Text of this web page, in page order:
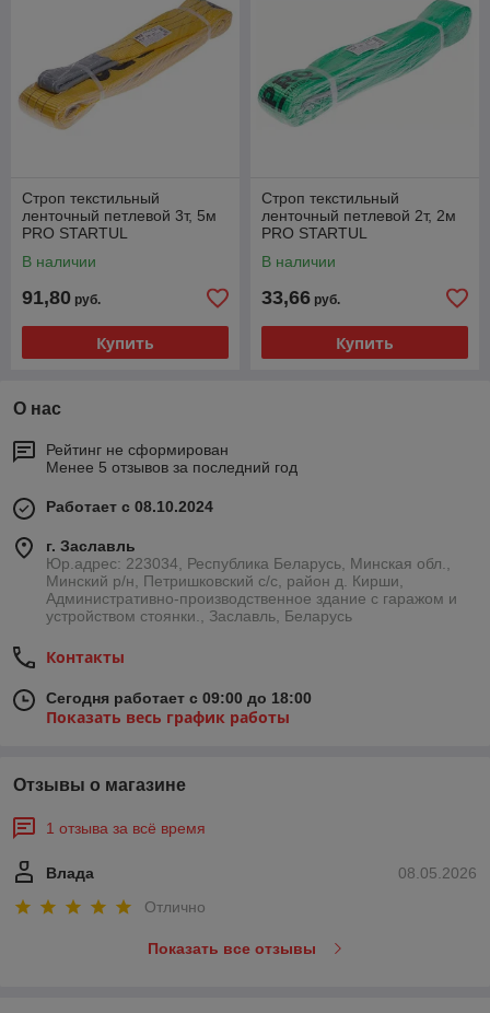
Строп текстильный
ленточный петлевой 3т, 5м
PRO STARTUL
В наличии
91,80 руб.
Купить
Строп текстильный
ленточный петлевой 2т, 2м
PRO STARTUL
В наличии
33,66 руб.
Купить
О нас
Рейтинг не сформирован
Менее 5 отзывов за последний год
Работает с 08.10.2024
г. Заславль
Юр.адрес: 223034, Республика Беларусь, Минская обл.,
Минский р/н, Петришковский с/с, район д. Кирши,
Административно-производственное здание с гаражом и
устройством стоянки., Заславль, Беларусь
Контакты
Сегодня работает с 09:00 до 18:00
Показать весь график работы
Отзывы о магазине
1 отзыва за всё время
08.05.2026
Влада
Отлично
Показать все отзывы